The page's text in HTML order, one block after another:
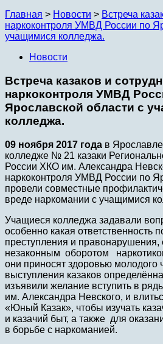
Главная > Новости > Встреча
наркоконтроля УМВД России по
учащимися колледжа.
Новости
Встреча казаков и
наркоконтроля УМВД
Ярославской области с
колледжа.
09 ноября 2017 года в
колледже № 21 казаки
России ХКО им. Александра
наркоконтроля УМВД России по
провели совместные
вреде наркомании с учащимися
Учащиеся колледжа задавали
особенно какая ответственность
преступления и
незаконным оборотом
они приносят здоровью молодого
выступления казаков
изъявили желание вступить в
им. Александра Невского, и
«Юный Казак», чтобы изучать
и казачий быт, а также для
в борьбе с наркоманией.